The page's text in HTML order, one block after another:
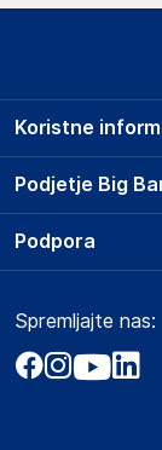
Podjetje Big
O podjetju
Obvestila za
Akt o
Koristne
Prodajna mesta
Storitve
Dostava,
Zavarovanje
Podpora
Marketplace
Kako oddati
Spremljajte nas: